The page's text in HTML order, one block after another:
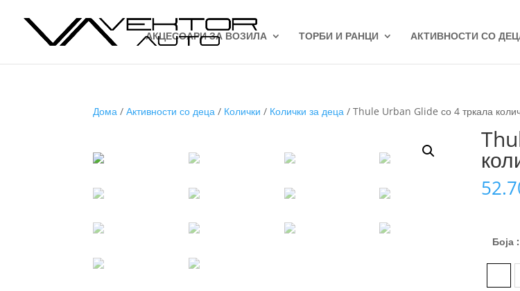
АКЦЕСОАРИ ЗА ВОЗИЛА ТОРБИ И РАНЦИ АКТИВНОСТИ СО
Дома /Активности со деца / Колички / Колички за деца / Thule Urban Glide со 4 тркала
Боја: